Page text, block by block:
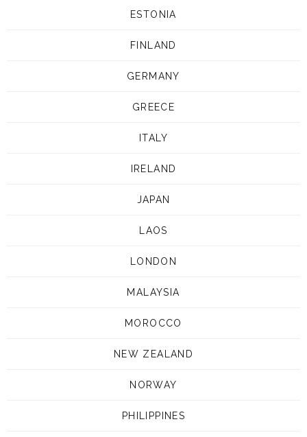
ESTONIA
FINLAND
GERMANY
GREECE
ITALY
IRELAND
JAPAN
LAOS
LONDON
MALAYSIA
MOROCCO
NEW ZEALAND
NORWAY
PHILIPPINES